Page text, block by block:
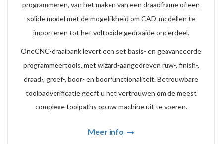
programmeren, van het maken van een draadframe of een
solide model met de mogelijkheid om CAD-modellen te
importeren tot het voltooide gedraaide onderdeel.
OneCNC-draaibank levert een set basis- en geavanceerde
programmeertools, met wizard-aangedreven ruw-, finish-,
draad-, groef-, boor- en boorfunctionaliteit. Betrouwbare
toolpadverificatie geeft u het vertrouwen om de meest
complexe toolpaths op uw machine uit te voeren.
Meer info